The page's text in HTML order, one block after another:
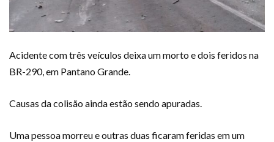
Acidente com três veículos deixa um morto e dois feridos na
BR-290, em Pantano Grande.
Causas da colisão ainda estão sendo apuradas.
Uma pessoa morreu e outras duas ficaram feridas em um